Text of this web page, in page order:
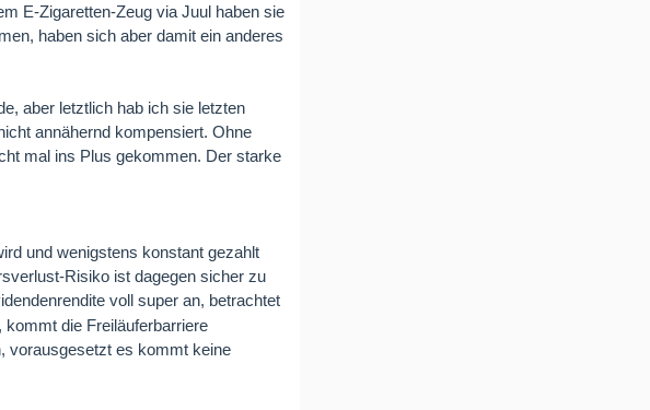
E-Zigaretten-Zeug via Juul haben sie
haben sich aber damit ein anderes
aber letztlich hab ich sie letzten
annähernd kompensiert. Ohne
mal ins Plus gekommen. Der starke
und wenigstens konstant gezahlt
Risiko ist dagegen sicher zu
voll super an, betrachtet
kommt die Freiläuferbarriere
vorausgesetzt es kommt keine